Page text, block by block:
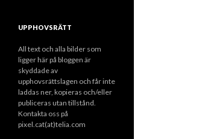
UPPHOVSRÄTT
All text och alla bilder som
ligger här på bloggen är
skyddade av
upphovsrättslagen och får inte
laddas ner, kopieras och/eller
publiceras utan tillstånd.
Kontakta oss på
pixel.cat(at)telia.com